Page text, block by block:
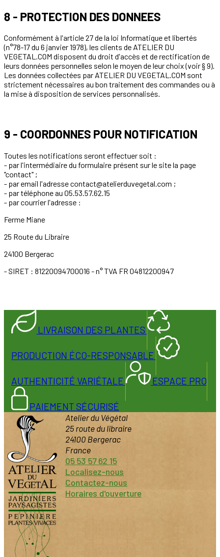
8 - PROTECTION DES DONNEES
Conformément à l'article 27 de la loi Informatique et libertés
(n°78-17 du 6 janvier 1978), les clients de ATELIER DU
VEGETAL.COM disposent du droit d'accès et de rectification de
leurs données personnelles selon le moyen de leur choix (voir § 9).
Les données collectées par ATELIER DU VEGETAL.COM sont
strictement nécessaires au bon traitement des commandes ou à
la mise à disposition de services personnalisés.
9 - COORDONNES POUR NOTIFICATION
Toutes les notifications seront effectuer soit :
- par l'intermédiaire du formulaire présent sur le site la page
"contact" ;
- par email l'adresse contact@atelierduvegetal.com ;
- par téléphone au 05.53.57.62.15
- par courrier l'adresse :
Ferme Miane
25 Route du Libraire
24100 Bergerac
- SIRET : 81220094700016 - n° TVA FR 04812200947
LIVRAISON DES PLANTES
PRODUCTION ÉCO-RESPONSABLE
AUTHENTICITÉ VARIÉTALE ESPACE PRO
PAIEMENT SÉCURISÉ
Atelier du Végétal
25 route du libraire
24100 Bergerac
France
05 53 57 62 15
Localisez-nous
Contactez-nous
Horaires d'ouverture